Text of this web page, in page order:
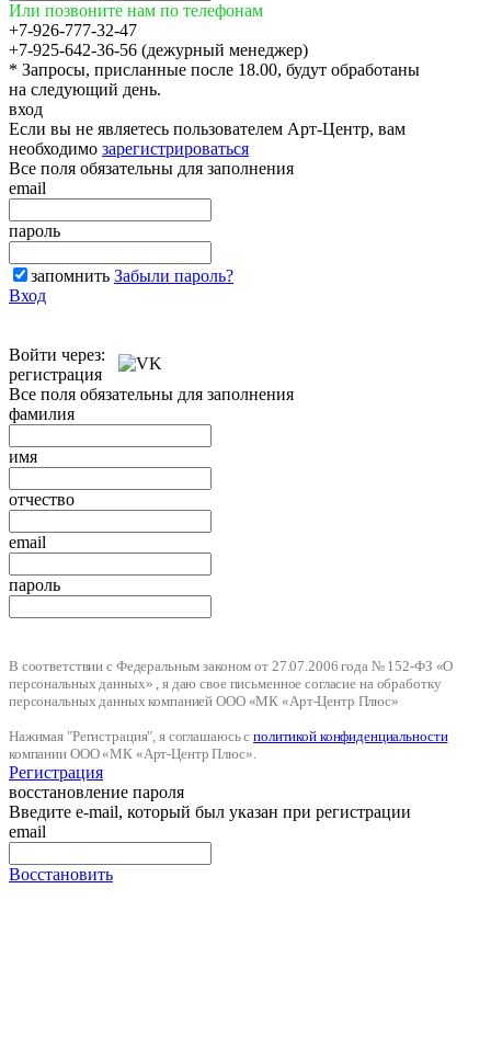
Или позвоните нам по телефонам
+7-926-777-32-47
+7-925-642-36-56 (дежурный менеджер)
* Запросы, присланные после 18.00, будут обработаны
на следующий день.
вход
Если вы не являетесь пользователем Арт-Центр, вам
необходимо зарегистрироваться
Все поля обязательны для заполнения
email
пароль
запомнить Забыли пароль?
Вход
Войти через:
регистрация
Все поля обязательны для заполнения
фамилия
имя
отчество
email
пароль
В соответствии с Федеральным законом от 27.07.2006 года № 152-ФЗ «О
персональных данных» , я даю свое письменное согласие на обработку
персональных данных компанией ООО «МК «Арт-Центр Плюс»
Нажимая "Регистрация", я соглашаюсь сполитикой конфиденциальности
компании ООО «МК «Арт-Центр Плюс».
Регистрация
восстановление пароля
Введите e-mail, который был указан при регистрации
email
Восстановить